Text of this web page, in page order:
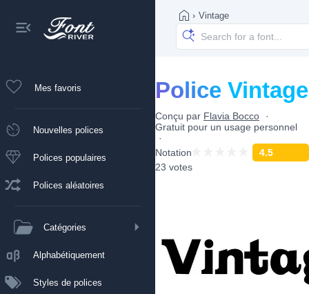
Mes favoris
Nouvelles polices
Polices populaires
Polices aléatoires
Catégories
Alphabétiquement
Styles de polices
› Vintage
Police Vintage
Conçu par Flavia Bocco
Gratuit pour un usage personnel
Notation
4.5
23 votes